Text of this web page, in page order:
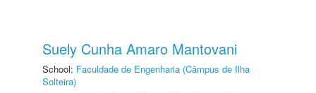
Suely Cunha Amaro Mantovani
School: Faculdade de Engenharia (Câmpus de Ilha
Solteira)